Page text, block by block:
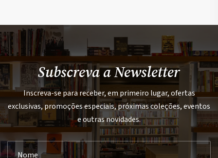
Subscreva a Newsletter
Inscreva-se para receber, em primeiro lugar, ofertas
exclusivas, promoções especiais, próximas coleções, eventos
e outras novidades.